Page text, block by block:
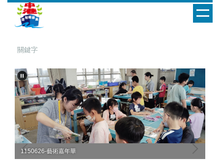
1150626-藝術嘉年華